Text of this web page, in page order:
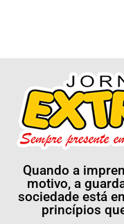
Quando a
motivo, a
sociedade está
princípios